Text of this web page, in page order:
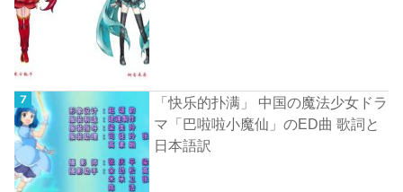
「快乐的扑满」 中国の魔法少女ドラ
マ「巴啦啦小魔仙」のED曲 歌詞と
日本語訳